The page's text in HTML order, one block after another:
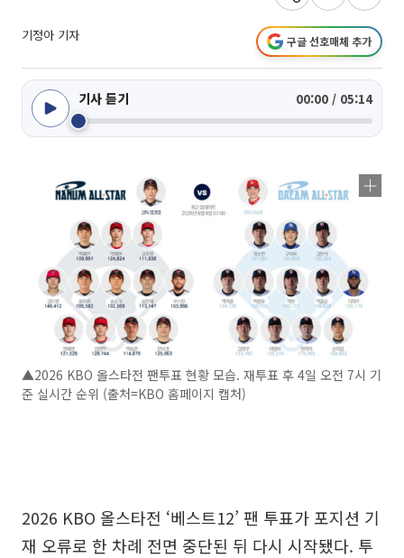
기정아 기자 구글 선호매체 추가
기사 듣기 00:00 / 05:14
▲2026 KBO 올스타전 팬투표 현황 모습. 재투표 후 4일 오전 7시 기
준 실시간 순위 (출처=KBO 홈페이지 캡처)
2026 KBO 올스타전 ‘베스트12’ 팬 투표가 포지션 기
재 오류로 한 차례 전면 중단된 뒤 다시 시작됐다. 투